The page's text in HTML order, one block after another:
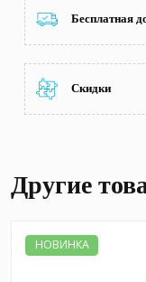
Бесплатная
Скидки
Другие
НОВИНКА